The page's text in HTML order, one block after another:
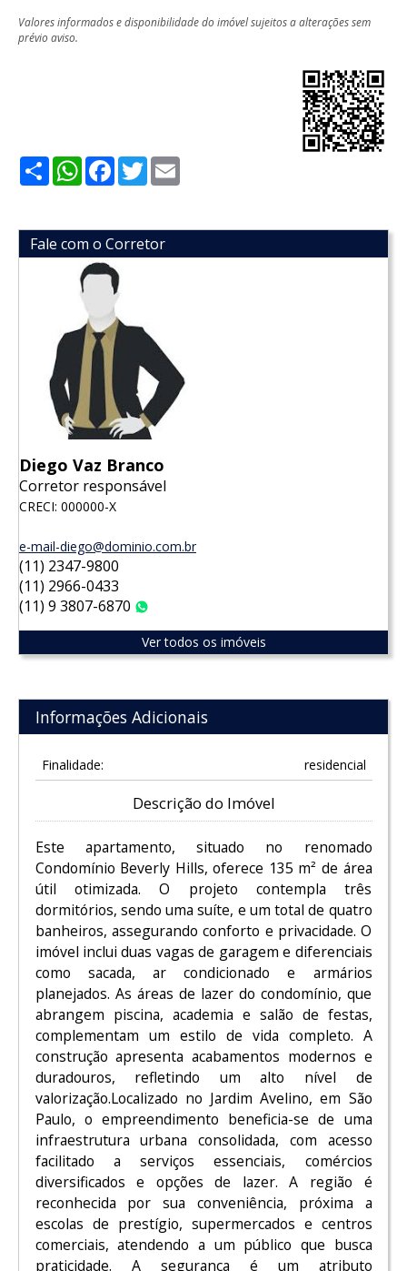
Valores informados e disponibilidade do imóvel sujeitos a alterações sem
prévio aviso.
ShareWhatsApp
Facebook
Twitter
Fale com o Corretor
Diego Vaz Branco
Corretor responsável
CRECI: 000000-X
e-mail-diego@dominio.com.br
(11) 2347-9800
(11) 2966-0433
(11) 9 3807-6870
Ver todos os imóveis
Informações Adicionais
Finalidade: residencial
Descrição do Imóvel
Este apartamento, situado no renomado
Condomínio Beverly Hills, oferece 135 m² de área
útil otimizada. O projeto contempla três
dormitórios, sendo uma suíte, e um total de quatro
banheiros, assegurando conforto e privacidade. O
imóvel inclui duas vagas de garagem e diferenciais
como sacada, ar condicionado e armários
planejados. As áreas de lazer do condomínio, que
abrangem piscina, academia e salão de festas,
complementam um estilo de vida completo. A
construção apresenta acabamentos modernos e
duradouros, refletindo um alto nível de
valorização.Localizado no Jardim Avelino, em São
Paulo, o empreendimento beneficia-se de uma
infraestrutura urbana consolidada, com acesso
facilitado a serviços essenciais, comércios
diversificados e opções de lazer. A região é
reconhecida por sua conveniência, próxima a
escolas de prestígio, supermercados e centros
comerciais, atendendo a um público que busca
praticidade. A segurança é um atributo